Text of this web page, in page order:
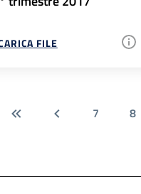
FILE
7 8